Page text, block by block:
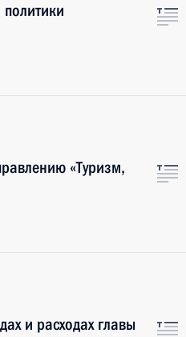
«Туризм,
и расходах главы